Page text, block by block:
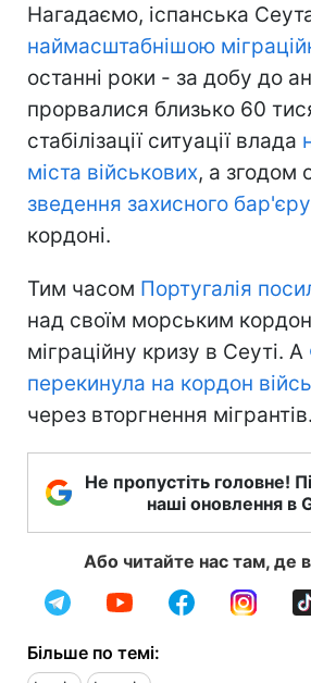
Нагадаємо, іспанська
наймасштабнішою
останні роки - за добу до
прорвалися близько 60
стабілізації ситуації влада
міста військових, а згодом
зведення захисного бар'єру
кордоні.
Тим часом Португалія
над своїм морським
міграційну кризу в Сеуті. А
перекинула на кордон
через вторгнення мігрантів.
Не пропустіть головне!
наші оновлення в
Або читайте нас там, де
Більше по темі: